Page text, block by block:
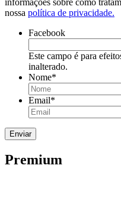
informações sobre como
nossa política de privacidade.
Facebook
Este campo é para
inalterado.
Nome*
Email*
Premium